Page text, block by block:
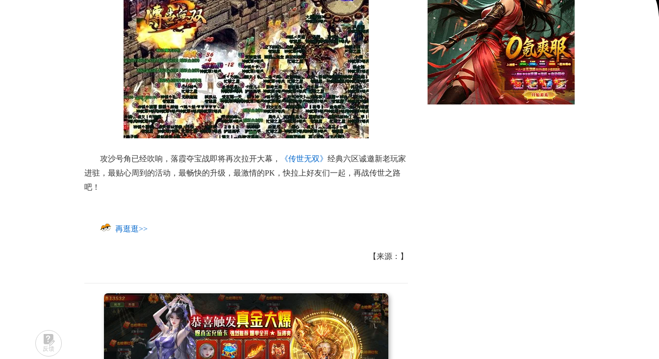
攻沙号角已经吹响，落霞夺宝战即将再次拉开大幕， 《传世无双》 经典六区诚邀新老玩家
进驻，最贴心周到的活动，最畅快的升级，最激情的PK，快拉上好友们一起，再战传世之路
吧！
再逛逛>>
【来源：】
反馈